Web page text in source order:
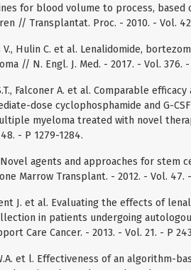
for blood volume to process, based
// Transplantat. Proc. - 2010. - Vol.
V., Hulin C. et al. Lenalidomide,
// N. Engl. J. Med. - 2017. - Vol. 376. -
Falconer A. et al. Comparable
dose cyclophosphamide and G-
myeloma treated with novel
- P 1279-1284.
Novel agents and approaches for stem
Marrow Transplant. - 2012. - Vol. 47. -
J. et al. Evaluating the effects of
in patients undergoing
Care Cancer. - 2013. - Vol. 21. - P
W.A. et l. Effectiveness of an algorithm-